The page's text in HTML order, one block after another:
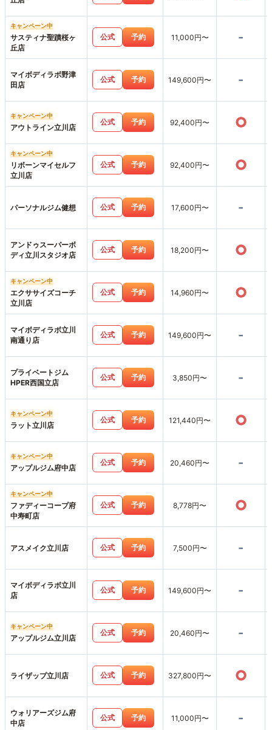
キャンペーン中
サスティナ聖蹟桜ヶ
丘店
公式 予約 11,000円〜 -
マイボディラボ野津
田店
公式 予約 149,600円〜 -
キャンペーン中
アウトライン立川店
公式 予約 92,400円〜 ○
キャンペーン中
リボーンマイセルフ
立川店
公式 予約 92,400円〜 ○
パーソナルジム健想 公式 予約 17,600円〜 -
アンドゥスーパーボ
ディ立川スタジオ店
公式 予約 18,200円〜 ○
キャンペーン中
エクササイズコーチ
立川店
公式 予約 14,960円〜 ○
マイボディラボ立川
南通り店
公式 予約 149,600円〜 -
プライベートジム
HPER西国立店
公式 予約 3,850円〜 -
キャンペーン中
ラット立川店
公式 予約 121,440円〜 ○
キャンペーン中
アップルジム府中店
公式 予約 20,460円〜 -
キャンペーン中
ファディーコープ府
中寿町店
公式 予約 8,778円〜 ○
アスメイク立川店 公式 予約 7,500円〜 -
マイボディラボ立川
店
公式 予約 149,600円〜 -
キャンペーン中
アップルジム立川店
公式 予約 20,460円〜 -
ライザップ立川店 公式 予約 327,800円〜 ○
ウォリアーズジム府
中店
公式 予約 11,000円〜 -